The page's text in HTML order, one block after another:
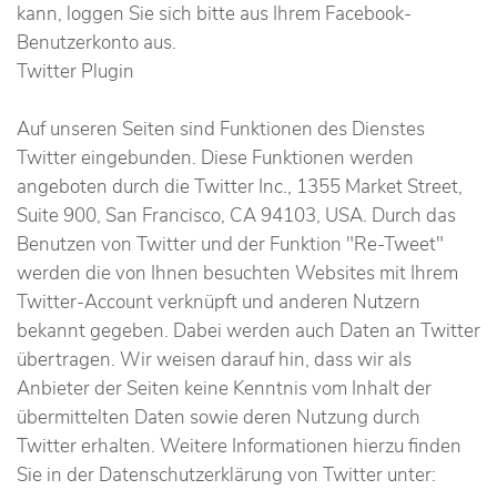
kann, loggen Sie sich bitte aus Ihrem Facebook-
Benutzerkonto aus.
Twitter Plugin
Auf unseren Seiten sind Funktionen des Dienstes
Twitter eingebunden. Diese Funktionen werden
angeboten durch die Twitter Inc., 1355 Market Street,
Suite 900, San Francisco, CA 94103, USA. Durch das
Benutzen von Twitter und der Funktion "Re-Tweet"
werden die von Ihnen besuchten Websites mit Ihrem
Twitter-Account verknüpft und anderen Nutzern
bekannt gegeben. Dabei werden auch Daten an Twitter
übertragen. Wir weisen darauf hin, dass wir als
Anbieter der Seiten keine Kenntnis vom Inhalt der
übermittelten Daten sowie deren Nutzung durch
Twitter erhalten. Weitere Informationen hierzu finden
Sie in der Datenschutzerklärung von Twitter unter: